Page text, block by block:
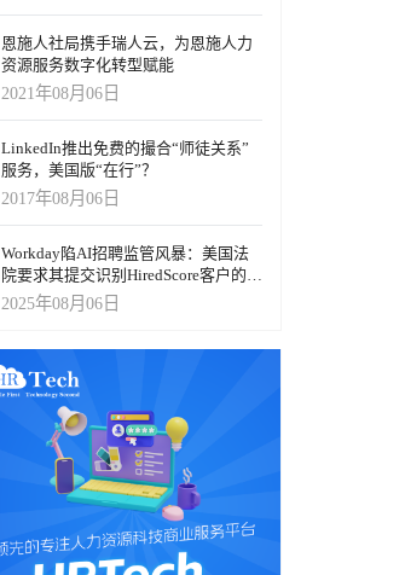
恩施人社局携手瑞人云，为恩施人力
资源服务数字化转型赋能
2021年08月06日
LinkedIn推出免费的撮合“师徒关系”
服务，美国版“在行”？
2017年08月06日
Workday陷AI招聘监管风暴：美国法
院要求其提交识别HiredScore客户的时
间表
2025年08月06日